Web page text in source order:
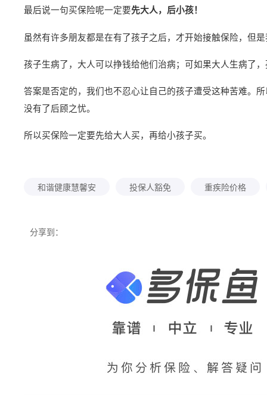
最后说一句买保险呢一定要先大人，后小孩！
虽然有许多朋友都是在有了孩子之后，才开始接触保险，但
孩子生病了，大人可以挣钱给他们治病；可如果大人生病了
答案是否定的，我们也不忍心让自己的孩子遭受这种苦难。
没有了后顾之忧。
所以买保险一定要先给大人买，再给小孩子买。
分享到：
和谐健康慧馨安 投保人豁免 重疾险价格